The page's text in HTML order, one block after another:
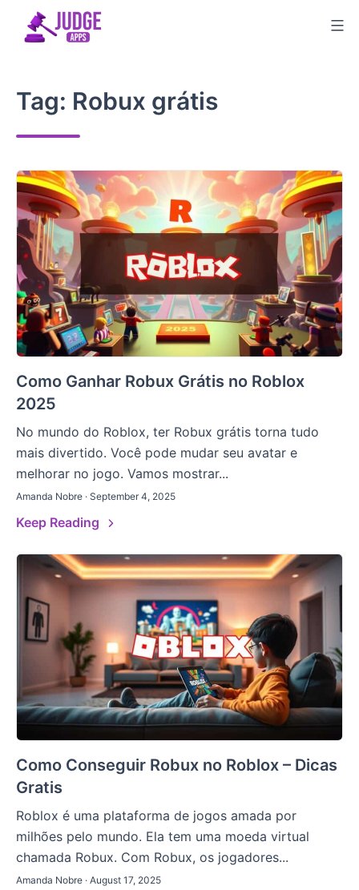
Tag: Robux grátis
Como Ganhar Robux Grátis no Roblox
2025
No mundo do Roblox, ter Robux grátis torna tudo
mais divertido. Você pode mudar seu avatar e
melhorar no jogo. Vamos mostrar...
Amanda Nobre · September 4, 2025
Keep Reading
Como Conseguir Robux no Roblox – Dicas
Gratis
Roblox é uma plataforma de jogos amada por
milhões pelo mundo. Ela tem uma moeda virtual
chamada Robux. Com Robux, os jogadores...
Amanda Nobre · August 17, 2025